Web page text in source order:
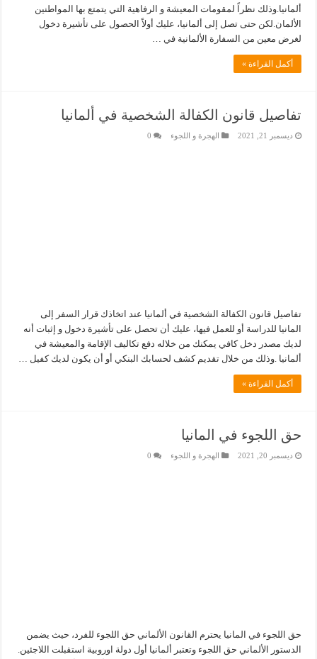
ألمانيا.وذلك نظراً لمقومات المعيشة و الرفاهية التي يتمتع بها المواطنين
الألمان.لكن حتى تصل إلى ألمانيا، عليك أولاً الحصول على تأشيرة دخول
لغرض معين من السفارة الألمانية في …
أكمل القراءة »
تفاصيل قانون الكفالة الشخصية في ألمانيا
ديسمبر 21, 2021 الهجرة و اللجوء 0
تفاصيل قانون الكفالة الشخصية في ألمانيا عند اتخاذك قرار السفر إلى
المانيا للدراسة أو للعمل فيها، عليك أن تحصل على تأشيرة دخول و إثبات أنه
لديك مصدر دخل كافي يمكنك من خلاله دفع تكاليف الإقامة والمعيشة في
ألمانيا .وذلك من خلال تقديم كشف لحسابك البنكي أو أن يكون لديك كفيل …
أكمل القراءة »
حق اللجوء في المانيا
ديسمبر 20, 2021 الهجرة و اللجوء 0
حق اللجوء في المانيا يحترم القانون الألماني حق اللجوء للفرد، حيث يضمن
الدستور الألماني حق اللجوء وتعتبر ألمانيا أول دولة اوروبية استقبلت اللاجئين.